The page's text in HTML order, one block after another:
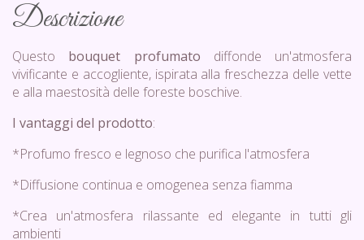
Descrizione
Questo bouquet profumato diffonde un'atmosfera
vivificante e accogliente, ispirata alla freschezza delle vette
e alla maestosità delle foreste boschive.
I vantaggi del prodotto:
*Profumo fresco e legnoso che purifica l'atmosfera
*Diffusione continua e omogenea senza fiamma
*Crea un'atmosfera rilassante ed elegante in tutti gli
ambienti